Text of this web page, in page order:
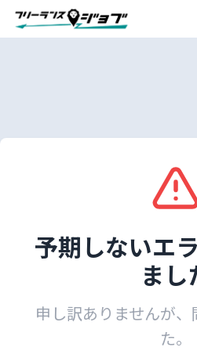
予期しないエ
まし
申し訳ありませんが
た。